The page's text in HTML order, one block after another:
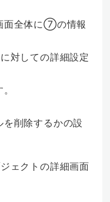
全体に⑦の情報
対しての詳細設定
削除するかの設
ェクトの詳細画面